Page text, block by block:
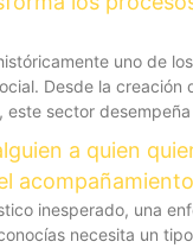
uno de
Desde la
este sector desempeña
a quien
inesperado, una
necesita un